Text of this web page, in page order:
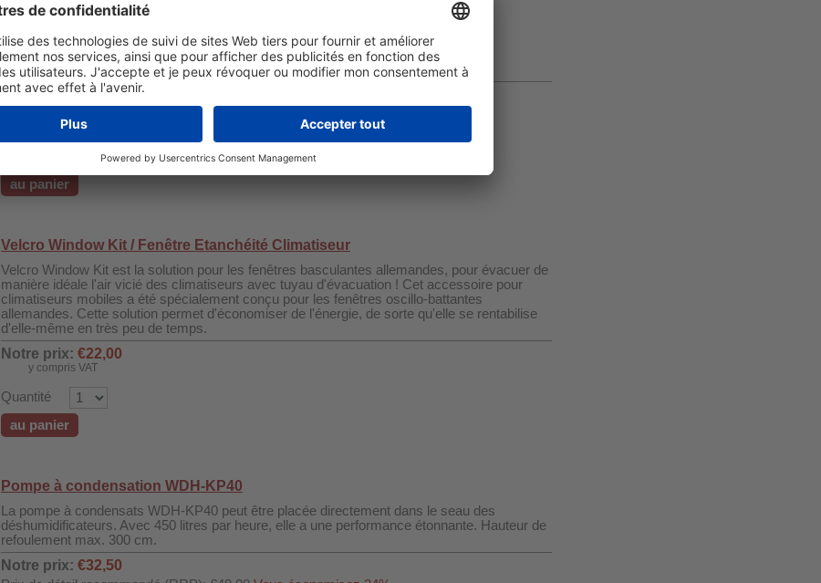
Clapet anti-retour WDH-RV10
Clapet anti-retour pour tuyaux de 9mm
Notre prix: €6,50
y compris VAT
au panier
Velcro Window Kit / Fenêtre Etanchéité Climatiseur
Velcro Window Kit est la solution pour les fenêtres basculantes allemandes, pour évacuer de
manière idéale l'air vicié des climatiseurs avec tuyau d'évacuation ! Cet accessoire pour
climatiseurs mobiles a été spécialement conçu pour les fenêtres oscillo-battantes
allemandes. Cette solution permet d'économiser de l'énergie, de sorte qu'elle se rentabilise
d'elle-même en très peu de temps.
Notre prix: €22,00
y compris VAT
Quantité
au panier
Pompe à condensation WDH-KP40
La pompe à condensats WDH-KP40 peut être placée directement dans le seau des
déshumidificateurs. Avec 450 litres par heure, elle a une performance étonnante. Hauteur de
refoulement max. 300 cm.
Notre prix: €32,50